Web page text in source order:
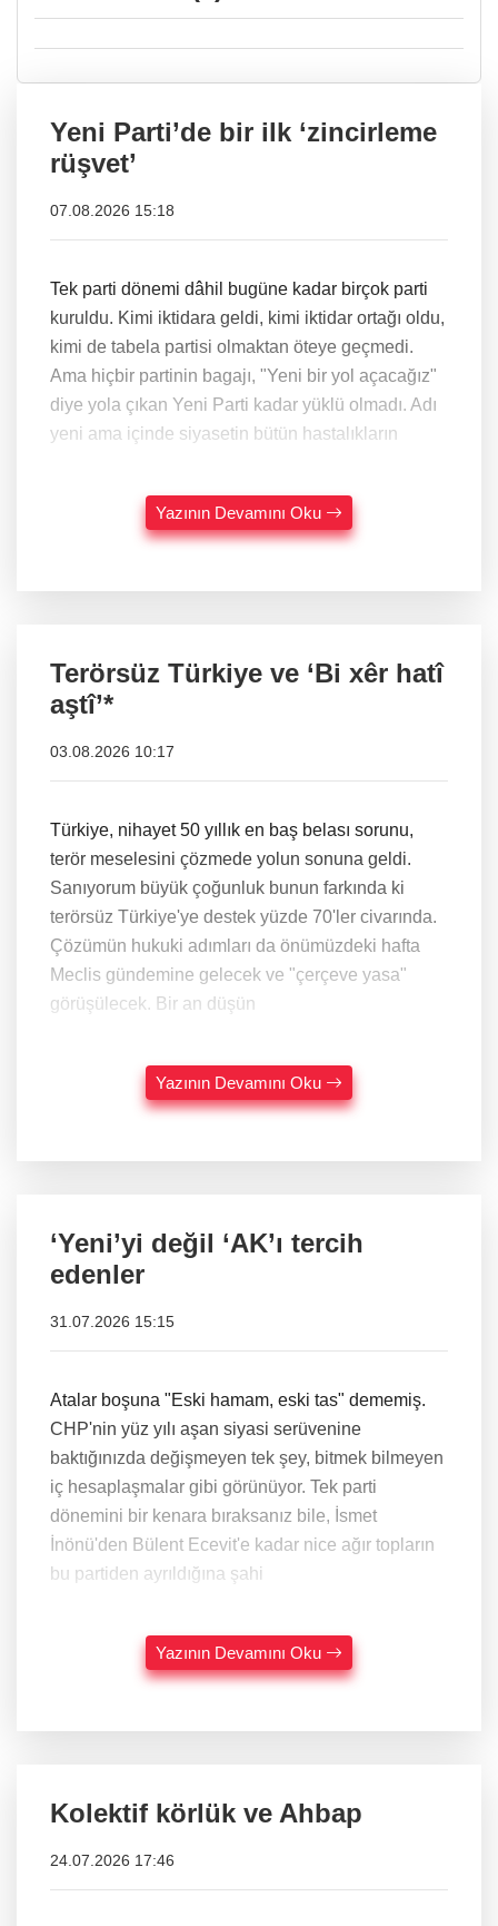
Yeni Parti’de bir ilk ‘zincirleme
rüşvet’
07.08.2026 15:18
Tek parti dönemi dâhil bugüne kadar birçok parti
kuruldu. Kimi iktidara geldi, kimi iktidar ortağı oldu,
kimi de tabela partisi olmaktan öteye geçmedi.
Ama hiçbir partinin bagajı, "Yeni bir yol açacağız"
diye yola çıkan Yeni Parti kadar yüklü olmadı. Adı
yeni ama içinde siyasetin bütün hastalıkların
Yazının Devamını Oku
Terörsüz Türkiye ve ‘Bi xêr hatî
aştî’*
03.08.2026 10:17
Türkiye, nihayet 50 yıllık en baş belası sorunu,
terör meselesini çözmede yolun sonuna geldi.
Sanıyorum büyük çoğunluk bunun farkında ki
terörsüz Türkiye'ye destek yüzde 70'ler civarında.
Çözümün hukuki adımları da önümüzdeki hafta
Meclis gündemine gelecek ve "çerçeve yasa"
görüşülecek. Bir an düşün
Yazının Devamını Oku
‘Yeni’yi değil ‘AK’ı tercih
edenler
31.07.2026 15:15
Atalar boşuna "Eski hamam, eski tas" dememiş.
CHP'nin yüz yılı aşan siyasi serüvenine
baktığınızda değişmeyen tek şey, bitmek bilmeyen
iç hesaplaşmalar gibi görünüyor. Tek parti
dönemini bir kenara bıraksanız bile, İsmet
İnönü'den Bülent Ecevit'e kadar nice ağır topların
bu partiden ayrıldığına şahi
Yazının Devamını Oku
Kolektif körlük ve Ahbap
24.07.2026 17:46